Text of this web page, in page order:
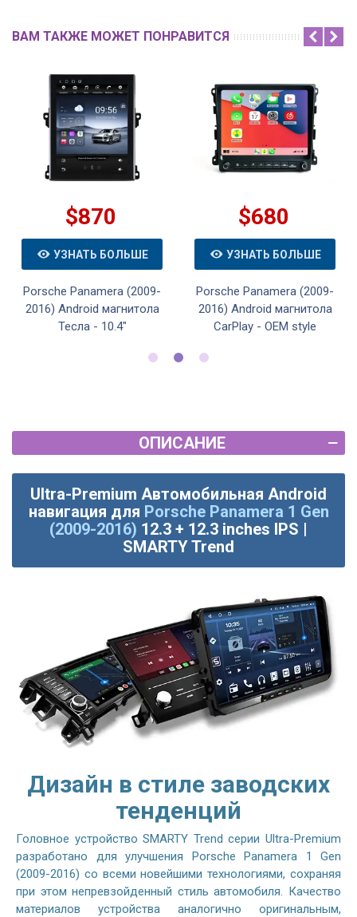
ВАМ ТАКЖЕ МОЖЕТ ПОНРАВИТСЯ
$870
УЗНАТЬ БОЛЬШЕ
Porsche Panamera (2009-
2016) Android магнитола
Тесла - 10.4"
$680
УЗНАТЬ БОЛЬШЕ
Porsche Panamera (2009-
2016) Android магнитола
CarPlay - OEM style
ОПИСАНИЕ
Ultra-Premium Автомобильная Android
навигация для Porsche Panamera 1 Gen
(2009-2016) 12.3 + 12.3 inches IPS |
SMARTY Trend
Дизайн в стиле заводских
тенденций
Головное устройство SMARTY Trend серии Ultra-Premium
разработано для улучшения Porsche Panamera 1 Gen
(2009-2016) со всеми новейшими технологиями, сохраняя
при этом непревзойденный стиль автомобиля. Качество
материалов устройства аналогично оригинальным,